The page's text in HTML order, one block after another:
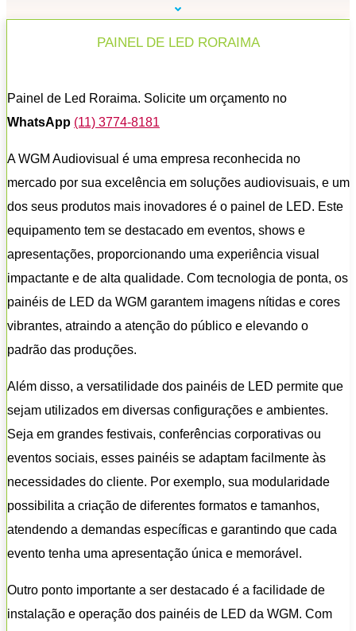
PAINEL DE LED RORAIMA
Painel de Led Roraima. Solicite um orçamento no
WhatsApp (11) 3774-8181
A WGM Audiovisual é uma empresa reconhecida no
mercado por sua excelência em soluções audiovisuais, e um
dos seus produtos mais inovadores é o painel de LED. Este
equipamento tem se destacado em eventos, shows e
apresentações, proporcionando uma experiência visual
impactante e de alta qualidade. Com tecnologia de ponta, os
painéis de LED da WGM garantem imagens nítidas e cores
vibrantes, atraindo a atenção do público e elevando o
padrão das produções.
Além disso, a versatilidade dos painéis de LED permite que
sejam utilizados em diversas configurações e ambientes.
Seja em grandes festivais, conferências corporativas ou
eventos sociais, esses painéis se adaptam facilmente às
necessidades do cliente. Por exemplo, sua modularidade
possibilita a criação de diferentes formatos e tamanhos,
atendendo a demandas específicas e garantindo que cada
evento tenha uma apresentação única e memorável.
Outro ponto importante a ser destacado é a facilidade de
instalação e operação dos painéis de LED da WGM. Com